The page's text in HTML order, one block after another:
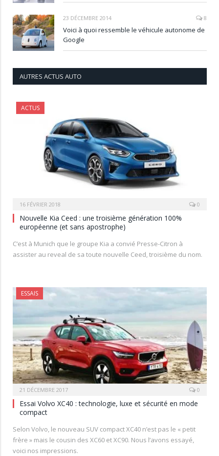
23 DÉCEMBRE 2014 8
Voici à quoi ressemble le véhicule autonome de
Google
AUTRES ACTUS AUTO
ACTUS
16 FÉVRIER 2018 0
Nouvelle Kia Ceed : une troisième génération 100%
européenne (et sans apostrophe)
C’est à Munich que le groupe Kia a convié Presse-Citron à
assister au reveal de sa toute nouvelle Ceed, troisième du nom.
ESSAIS
21 DÉCEMBRE 2017 0
Essai Volvo XC40 : technologie, luxe et sécurité en mode
compact
Selon Volvo, le nouveau SUV compact XC40 n’est pas le « petit
frère » mais le cousin des XC60 et XC90. Nous l’avons essayé,
voici nos impressions.